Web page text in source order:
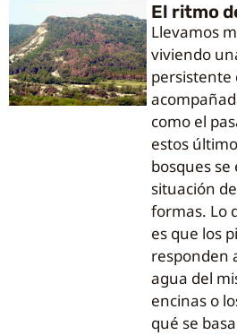
El ritmo
Llevamos
viviendo
persistente
como el
estos
bosques
situación
formas. Lo
es que los
responden
agua del
encinas o
qué se